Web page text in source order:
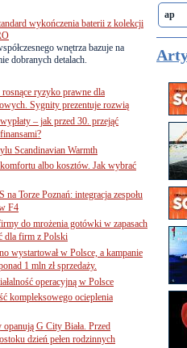
ap
wykończenia baterii z kolekcji
wnętrza bazuje na
dobranych detalach.
rosnące ryzyko prawne dla
Sygnity prezentuje rozwią
– jak przed 30. przejąć
Scandinavian Warmth
albo kosztów. Jak wybrać
Torze Poznań: integracja zespołu
F4
do mrożenia gotówki w zapasach
dla firm z Polski
wystartował w Polsce, a kampanie
1 mln zł sprzedaży.
operacyjną w Polsce
kompleksowego ocieplenia
G City Biała. Przed
dzień pełen rodzinnych